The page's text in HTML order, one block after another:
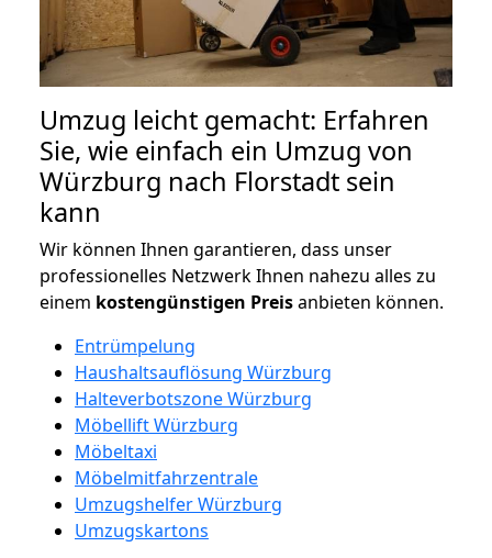
Umzug leicht gemacht: Erfahren
Sie, wie einfach ein Umzug von
Würzburg nach Florstadt sein
kann
Wir können Ihnen garantieren, dass unser
professionelles Netzwerk Ihnen nahezu alles zu
einem kostengünstigen Preisanbieten können.
Entrümpelung
Haushaltsauflösung Würzburg
Halteverbotszone Würzburg
Möbellift Würzburg
Möbeltaxi
Möbelmitfahrzentrale
Umzugshelfer Würzburg
Umzugskartons